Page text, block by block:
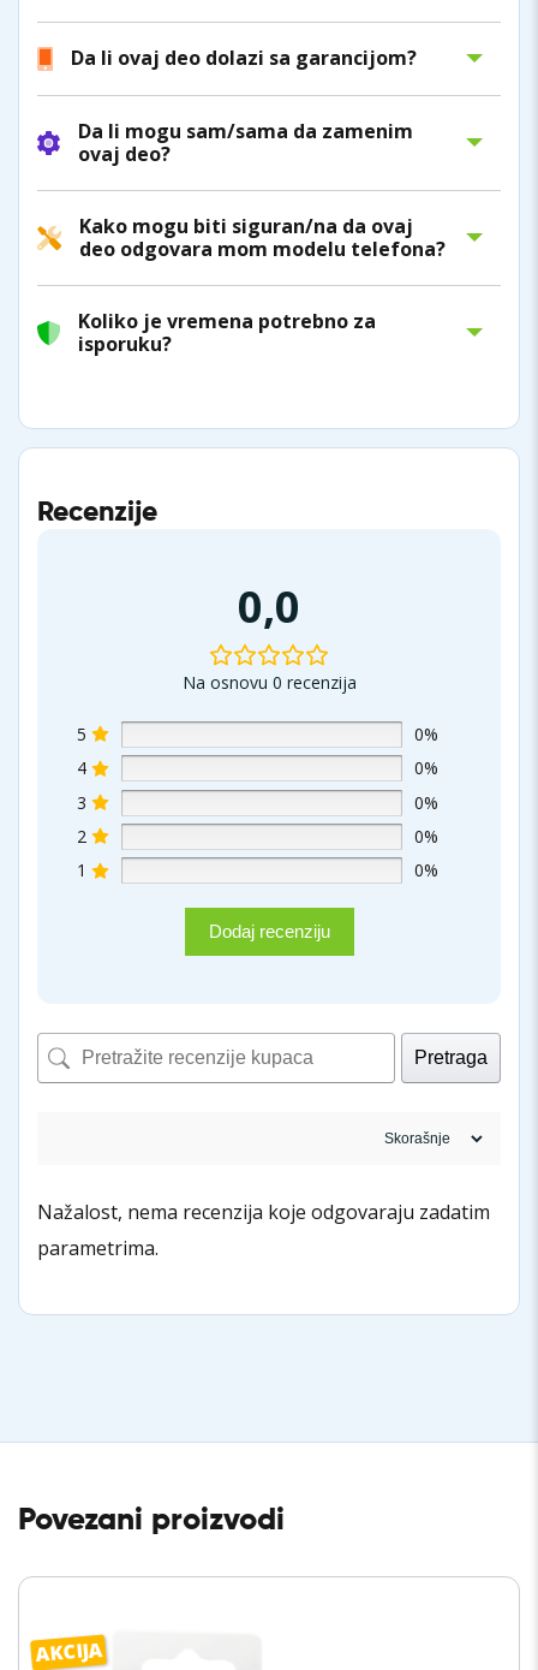
Da li ovaj deo dolazi sa garancijom?
Da li mogu sam/sama da zamenim
ovaj deo?
Kako mogu biti siguran/na da ovaj
deo odgovara mom modelu telefona?
Koliko je vremena potrebno za
isporuku?
Recenzije
0,0
Na osnovu 0 recenzija
5
0%
4
0%
3
0%
2
0%
1
0%
Dodaj recenziju
Pretraga
Nažalost, nema recenzija koje odgovaraju zadatim
parametrima.
Povezani proizvodi
AKCIJA